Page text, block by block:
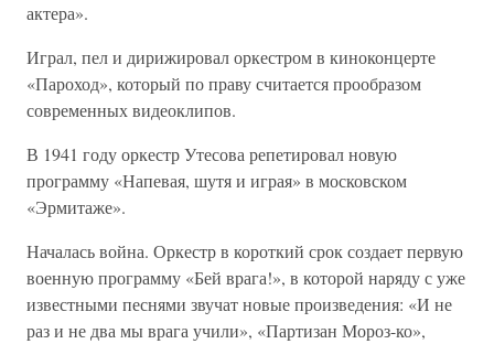
актера».
Играл, пел и дирижировал оркестром в киноконцерте
«Пароход», который по праву считается прообразом
современных видеоклипов.
В 1941 году оркестр Утесова репетировал новую
программу «Напевая, шутя и играя» в московском
«Эрмитаже».
Началась война. Оркестр в короткий срок создает первую
военную программу «Бей врага!», в которой наряду с уже
известными песнями звучат новые произведения: «И не
раз и не два мы врага учили», «Партизан Мороз-ко»,